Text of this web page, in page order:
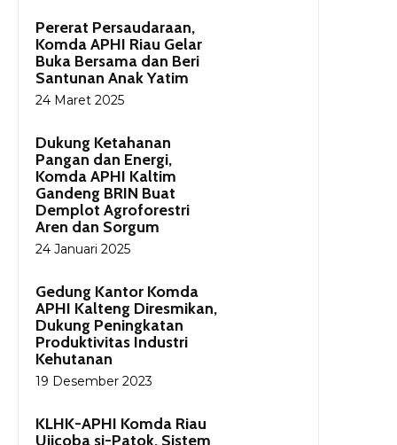
Pererat Persaudaraan,
Komda APHI Riau Gelar
Buka Bersama dan Beri
Santunan Anak Yatim
24 Maret 2025
Dukung Ketahanan
Pangan dan Energi,
Komda APHI Kaltim
Gandeng BRIN Buat
Demplot Agroforestri
Aren dan Sorgum
24 Januari 2025
Gedung Kantor Komda
APHI Kalteng Diresmikan,
Dukung Peningkatan
Produktivitas Industri
Kehutanan
19 Desember 2023
KLHK-APHI Komda Riau
Ujicoba si-Patok, Sistem